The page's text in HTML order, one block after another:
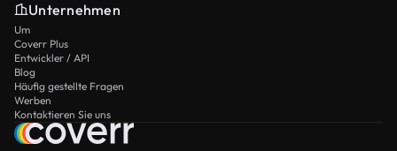
Unternehmen
Um
Coverr Plus
Entwickler / API
Blog
Häufig gestellte Fragen
Werben
Kontaktieren Sie uns